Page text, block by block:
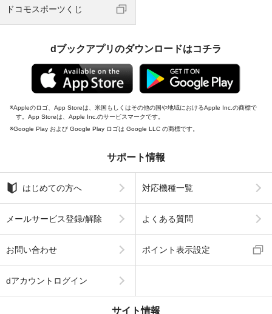
ドコモスポーツくじ
dブックアプリのダウンロードはコチラ
Appleのロゴ、App Storeは、米国もしくはその他の国や地域におけるApple Inc.の商標で
す。App Storeは、Apple Inc.のサービスマークです。
Google Play および Google Play ロゴは Google LLC の商標です。
サポート情報
はじめての方へ 対応機種一覧
メールサービス登録/解除 よくある質問
お問い合わせ ポイント表示設定
dアカウントログイン
サイト情報